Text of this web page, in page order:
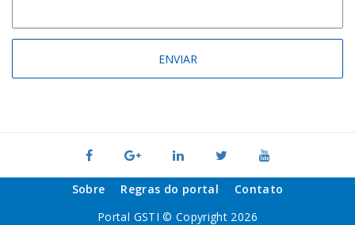
Sobre Regras do portal
Contato
Portal GSTI © Copyright 2026